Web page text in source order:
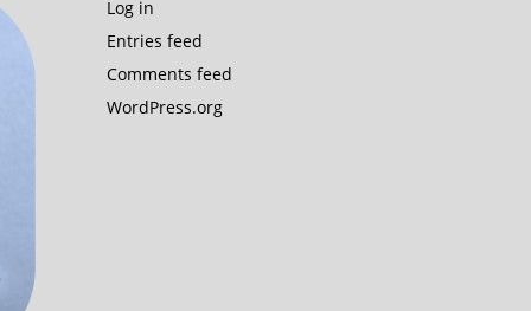
Log in
Entries feed
Comments feed
WordPress.org